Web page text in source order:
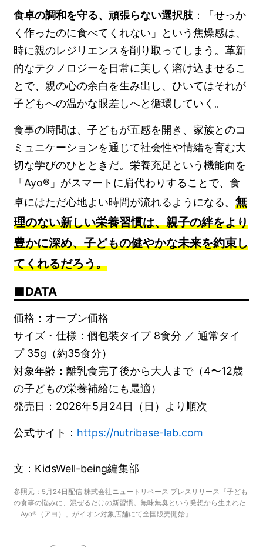
食卓の調和を守る、頑張らない選択肢 ：「せっか
く作ったのに食べてくれない」という焦燥感は、
時に親のレジリエンスを削り取ってしまう。革新
的なテクノロジーを日常に美しく溶け込ませるこ
とで、親の心の余白を生み出し、ひいてはそれが
子どもへの温かな眼差しへと循環していく。
食事の時間は、子どもが五感を開き、家族とのコ
ミュニケーションを通じて社会性や情緒を育む大
切な学びのひとときだ。栄養充足という機能面を
「Ayo®」がスマートに肩代わりすることで、食
卓にはただ心地よい時間が流れるようになる。無
理のない新しい栄養習慣は、親子の絆をより
豊かに深め、子どもの健やかな未来を約束し
てくれるだろう。
DATA
価格：オープン価格
サイズ・仕様：個包装タイプ 8食分 ／ 通常タイ
プ 35g（約35食分）
対象年齢：離乳食完了後から大人まで（4〜12歳
の子どもの栄養補給にも最適）
発売日：2026年5月24日（日）より順次
公式サイト： https://nutribase-lab.com
文：KidsWell-being編集部
参照元：5月24日配信 株式会社ニュートリベース プレスリリース『子ども
の食事の悩みに、混ぜるだけの新習慣。無味無臭という発想から生まれた
「Ayo®（アヨ）」がイオン対象店舗にて全国販売開始』